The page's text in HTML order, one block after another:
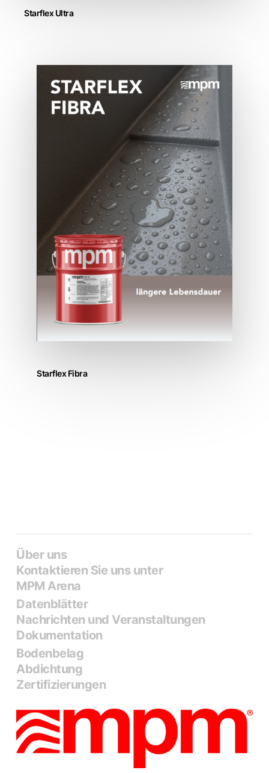
Starflex Ultra
Starflex Fibra
Bodenbelag
Abdichtung
Zertifizierungen
Datenblätter
Nachrichten und Veranstaltungen
Dokumentation
Über uns
Kontaktieren Sie uns unter
MPM Arena